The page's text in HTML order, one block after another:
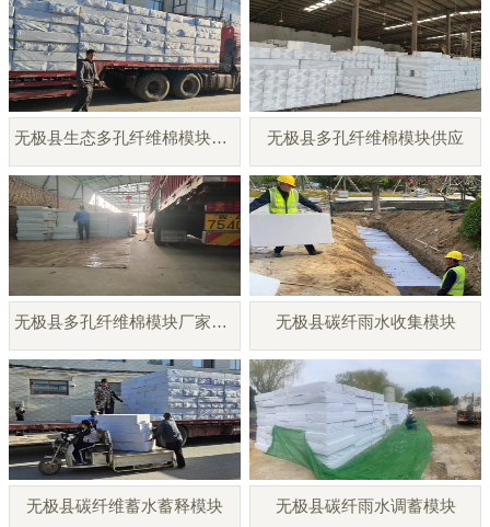
无极县生态多孔纤维棉模块厂家 无极县多孔纤维棉模块供应
无极县多孔纤维棉模块厂家直销 无极县碳纤雨水收集模块
无极县碳纤维蓄水蓄释模块 无极县碳纤雨水调蓄模块